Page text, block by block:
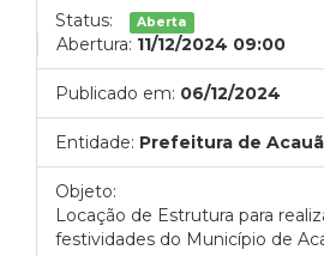
Status: Aberta
Abertura: 11/12/2024 09:00
Publicado em: 06/12/2024
Entidade: Prefeitura de
Objeto:
Locação de Estrutura para
festividades do Município de